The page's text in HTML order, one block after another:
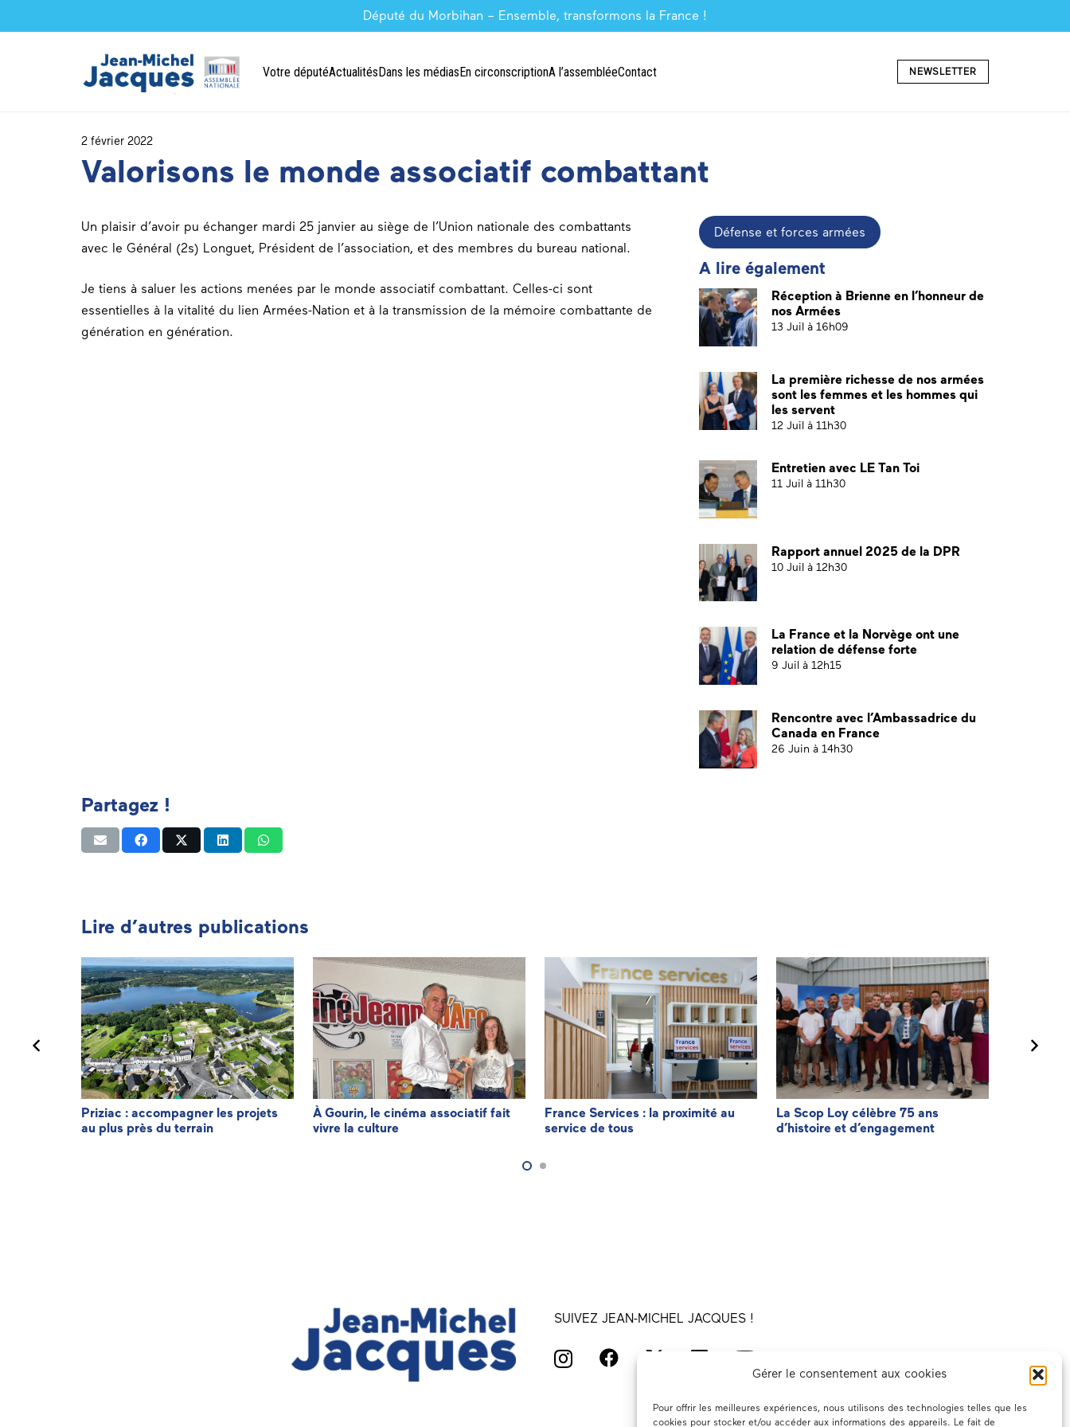
Gérer le consentement aux cookies
Pour offrir les meilleures expériences, nous utilisons des technologies telles que les
cookies pour stocker et/ou accéder aux informations des appareils. Le fait de
Député du Morbihan – Ensemble, transformons la France !
Votre députéActualitésDans les médiasEn circonscriptionA l’assembléeContact NEWSLETTER
2 février 2022
Valorisons le monde associatif combattant
Un plaisir d’avoir pu échanger mardi 25 janvier au siège de l’Union nationale des combattants
avec le Général (2s) Longuet, Président de l’association, et des membres du bureau national.
Je tiens à saluer les actions menées par le monde associatif combattant. Celles-ci sont
essentielles à la vitalité du lien Armées-Nation et à la transmission de la mémoire combattante de
génération en génération.
Défense et forces armées
A lire également
Réception à Brienne en l’honneur de
nos Armées
13 Juil à 16h09
La première richesse de nos armées
sont les femmes et les hommes qui
les servent
12 Juil à 11h30
Entretien avec LE Tan Toi
11 Juil à 11h30
Rapport annuel 2025 de la DPR
10 Juil à 12h30
La France et la Norvège ont une
relation de défense forte
9 Juil à 12h15
Rencontre avec l’Ambassadrice du
Canada en France
26 Juin à 14h30
Partagez !
Lire d’autres publications
Priziac : accompagner les projets
au plus près du terrain
À Gourin, le cinéma associatif fait
vivre la culture
France Services : la proximité au
service de tous
La Scop Loy célèbre 75 ans
d’histoire et d’engagement
SUIVEZ JEAN-MICHEL JACQUES !